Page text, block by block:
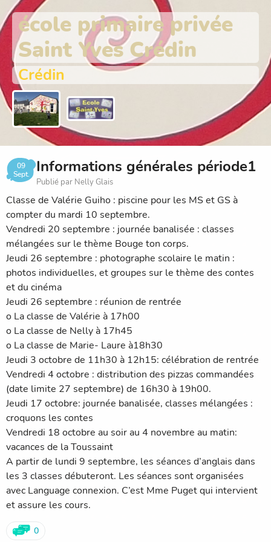
école primaire privée
Saint Yves Crédin
Crédin
09
Sept.
Informations générales période1
Publié par Nelly Glais
Classe de Valérie Guiho : piscine pour les MS et GS à
compter du mardi 10 septembre.
Vendredi 20 septembre : journée banalisée : classes
mélangées sur le thème Bouge ton corps.
Jeudi 26 septembre : photographe scolaire le matin :
photos individuelles, et groupes sur le thème des contes
et du cinéma
Jeudi 26 septembre : réunion de rentrée
o La classe de Valérie à 17h00
o La classe de Nelly à 17h45
o La classe de Marie- Laure à18h30
Jeudi 3 octobre de 11h30 à 12h15: célébration de rentrée
Vendredi 4 octobre : distribution des pizzas commandées
(date limite 27 septembre) de 16h30 à 19h00.
Jeudi 17 octobre: journée banalisée, classes mélangées :
croquons les contes
Vendredi 18 octobre au soir au 4 novembre au matin:
vacances de la Toussaint
A partir de lundi 9 septembre, les séances d’anglais dans
les 3 classes débuteront. Les séances sont organisées
avec Language connexion. C’est Mme Puget qui intervient
et assure les cours.
0